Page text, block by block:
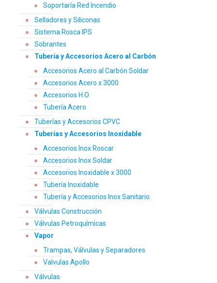
Soportaría Red Incendio
Selladores y Siliconas
Sistema Rosca IPS
Sobrantes
Tubería y Accesorios Acero al Carbón
Accesorios Acero al Carbón Soldar
Accesorios Acero x 3000
Accesorios H.O
Tubería Acero
Tuberías y Accesorios CPVC
Tuberías y Accesorios Inoxidable
Accesorios Inox Roscar
Accesorios Inox Soldar
Accesorios Inoxidable x 3000
Tubería Inoxidable
Tubería y Accesorios Inox Sanitario
Válvulas Construcción
Válvulas Petroquímicas
Vapor
Trampas, Válvulas y Separadores
Valvulas Apollo
Válvulas